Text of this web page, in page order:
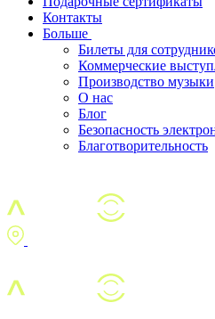
Контакты
Больше
Билеты для
Коммерческие
Производство музыки
О нас
Блог
Безопасность
Благотворительность